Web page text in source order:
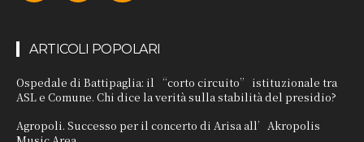
ARTICOLI POPOLARI
Ospedale di Battipaglia: il “corto circuito” istituzionale tra
ASL e Comune. Chi dice la verità sulla stabilità del presidio?
Agropoli. Successo per il concerto di Arisa all’Akropolis